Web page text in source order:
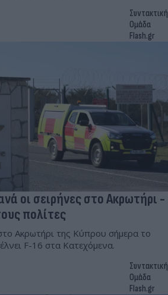
Συντακτική
Ομάδα
Flash.gr
οι σειρήνες στο Ακρωτήρι -
πολίτες
Ακρωτήρι της Κύπρου σήμερα το
F-16 στα Κατεχόμενα.
Συντακτική
Ομάδα
Flash.gr